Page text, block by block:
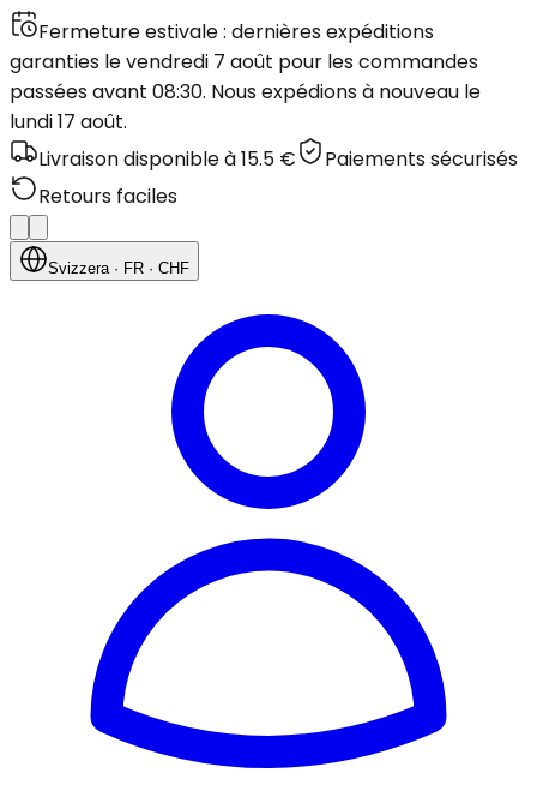
Fermeture estivale : dernières expéditions
garanties le vendredi 7 août pour les commandes
passées avant 08:30. Nous expédions à nouveau le
lundi 17 août.
Livraison disponible à 15.5 €
Paiements sécurisés
Retours faciles
Svizzera· FR · CHF